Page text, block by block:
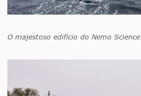
O majestoso edifício do Nemo